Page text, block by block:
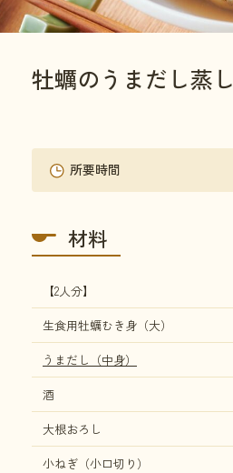
牡蠣のうまだし蒸し
所要時間
材料
【2人分】
生食用牡蠣むき身（大）
うまだし（中身）
酒
大根おろし
小ねぎ（小口切り）